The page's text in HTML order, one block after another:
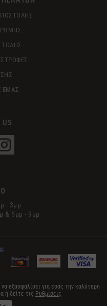
ΕΜΑΣ
US
- 3μμ
& 5μμ - 9μμ
Reserved
εξασφαλίσει για εσάς την καλύτερη
ή δείτε τις Ρυθμίσεις